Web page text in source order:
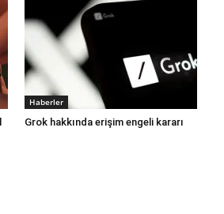
Haberler
Grok hakkında erişim engeli kararı